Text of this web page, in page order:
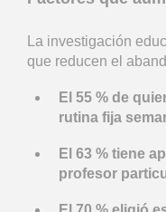
La investigación
que reducen el
El 55 % de
rutina fija
El 63 % tiene
profesor